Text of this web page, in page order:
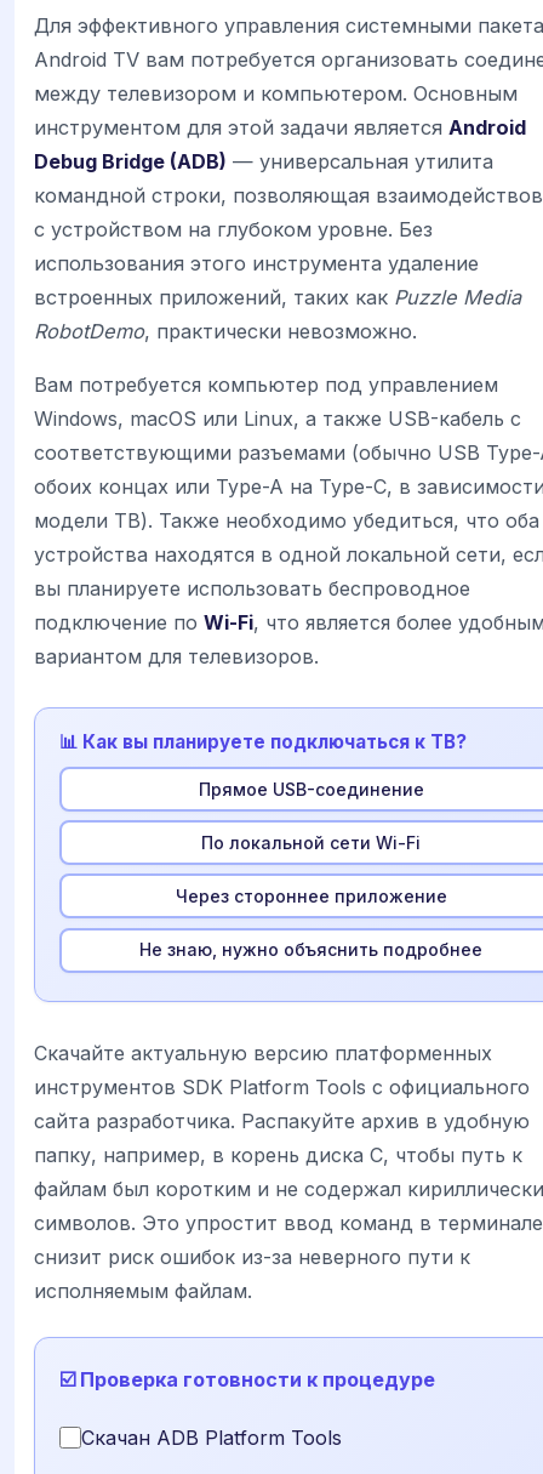
Для эффективного управления системными
Android TV вам потребуется организовать
между телевизором и компьютером. Основным
инструментом для этой задачи является Android
Debug Bridge (ADB) — универсальная утилита
командной строки, позволяющая
с устройством на глубоком уровне. Без
использования этого инструмента удаление
встроенных приложений, таких как Puzzle Media
RobotDemo, практически невозможно.
Вам потребуется компьютер под управлением
Windows, macOS или Linux, а также USB-кабель с
соответствующими разъемами (обычно USB
обоих концах или Type-A на Type-C, в
модели ТВ). Также необходимо убедиться, что оба
устройства находятся в одной локальной сети,
вы планируете использовать беспроводное
подключение по Wi-Fi, что является более
вариантом для телевизоров.
📊 Как вы планируете подключаться к ТВ?
Прямое USB-соединение
По локальной сети Wi-Fi
Через стороннее приложение
Не знаю, нужно объяснить подробнее
Скачайте актуальную версию платформенных
инструментов SDK Platform Tools с официального
сайта разработчика. Распакуйте архив в удобную
папку, например, в корень диска C, чтобы путь к
файлам был коротким и не содержал
символов. Это упростит ввод команд в
снизит риск ошибок из-за неверного пути к
исполняемым файлам.
☑️ Проверка готовности к процедуре
Скачан ADB Platform Tools